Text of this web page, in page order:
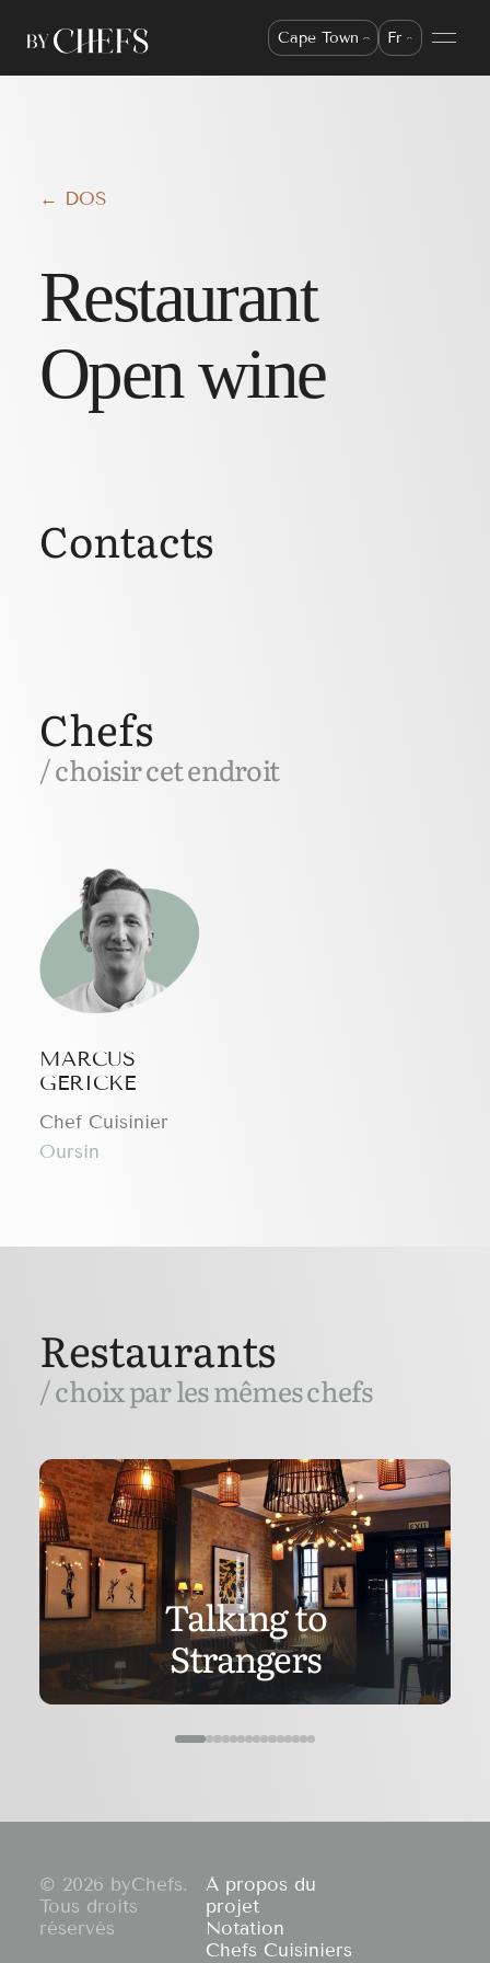
Cape Town Fr
← DOS
Restaurant
Open wine
Chefs
/ choisir cet endroit
MARCUS
GERICKE
Chef Cuisinier
Oursin
Contacts
Restaurants
/ choix par les mêmes chefs
Talking to
Strangers
© 2026 byChefs.
Tous droits
réservés
À propos du
projet
Notation
Chefs Cuisiniers